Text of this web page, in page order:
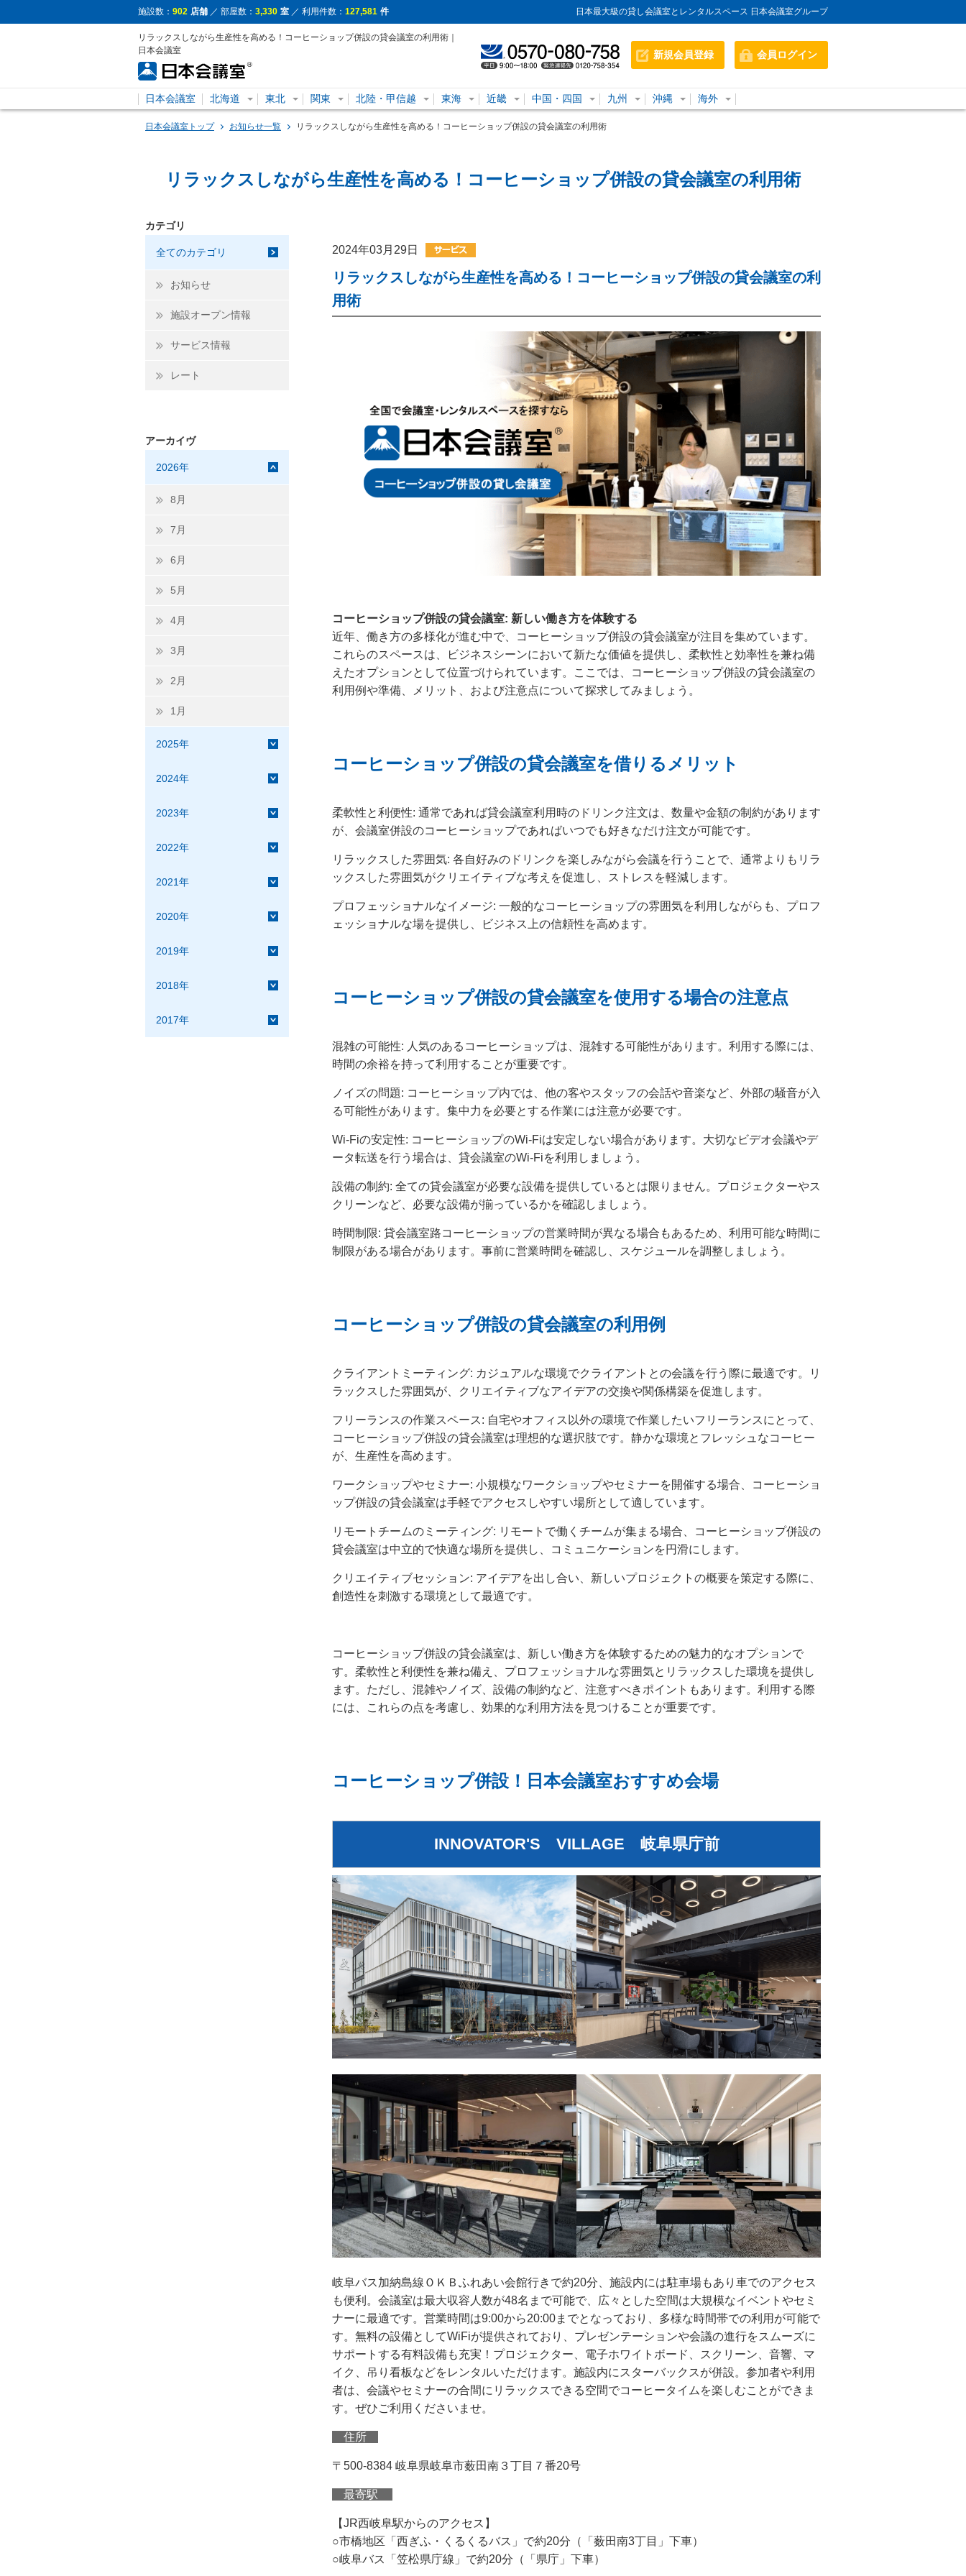
施設数： 902 店舗 ／ 部屋数： 3,330 室 ／ 利用件数： 127,581 件 日本最大級の貸し会議室とレンタルスペース 日本会議室グループ
リラックスしながら生産性を高める！コーヒーショップ併設の貸会議室の利用術｜
日本会議室
新規会員登録 会員ログイン
日本会議室 北海道 東北 関東 北陸・甲信越 東海 近畿 中国・四国 九州 沖縄 海外
日本会議室トップ お知らせ一覧 リラックスしながら生産性を高める！コーヒーショップ併設の貸会議室の利用術
リラックスしながら生産性を高める！コーヒーショップ併設の貸会議室の利用術
カテゴリ
全てのカテゴリ
お知らせ
施設オープン情報
サービス情報
レート
アーカイヴ
2026年
8月
7月
6月
5月
4月
3月
2月
1月
2025年
2024年
2023年
2022年
2021年
2020年
2019年
2018年
2017年
2024年03月29日
リラックスしながら生産性を高める！コーヒーショップ併設の貸会議室の利
用術
コーヒーショップ併設の貸会議室: 新しい働き方を体験する
近年、働き方の多様化が進む中で、コーヒーショップ併設の貸会議室が注目を集めています。
これらのスペースは、ビジネスシーンにおいて新たな価値を提供し、柔軟性と効率性を兼ね備
えたオプションとして位置づけられています。ここでは、コーヒーショップ併設の貸会議室の
利用例や準備、メリット、および注意点について探求してみましょう。
コーヒーショップ併設の貸会議室を借りるメリット
柔軟性と利便性: 通常であれば貸会議室利用時のドリンク注文は、数量や金額の制約があります
が、会議室併設のコーヒーショップであればいつでも好きなだけ注文が可能です。
リラックスした雰囲気: 各自好みのドリンクを楽しみながら会議を行うことで、通常よりもリラ
ックスした雰囲気がクリエイティブな考えを促進し、ストレスを軽減します。
プロフェッショナルなイメージ: 一般的なコーヒーショップの雰囲気を利用しながらも、プロフ
ェッショナルな場を提供し、ビジネス上の信頼性を高めます。
コーヒーショップ併設の貸会議室を使用する場合の注意点
混雑の可能性: 人気のあるコーヒーショップは、混雑する可能性があります。利用する際には、
時間の余裕を持って利用することが重要です。
ノイズの問題: コーヒーショップ内では、他の客やスタッフの会話や音楽など、外部の騒音が入
る可能性があります。集中力を必要とする作業には注意が必要です。
Wi-Fiの安定性: コーヒーショップのWi-Fiは安定しない場合があります。大切なビデオ会議やデ
ータ転送を行う場合は、貸会議室のWi-Fiを利用しましょう。
設備の制約: 全ての貸会議室が必要な設備を提供しているとは限りません。プロジェクターやス
クリーンなど、必要な設備が揃っているかを確認しましょう。
時間制限: 貸会議室路コーヒーショップの営業時間が異なる場合もあるため、利用可能な時間に
制限がある場合があります。事前に営業時間を確認し、スケジュールを調整しましょう。
コーヒーショップ併設の貸会議室の利用例
クライアントミーティング: カジュアルな環境でクライアントとの会議を行う際に最適です。リ
ラックスした雰囲気が、クリエイティブなアイデアの交換や関係構築を促進します。
フリーランスの作業スペース: 自宅やオフィス以外の環境で作業したいフリーランスにとって、
コーヒーショップ併設の貸会議室は理想的な選択肢です。静かな環境とフレッシュなコーヒー
が、生産性を高めます。
ワークショップやセミナー: 小規模なワークショップやセミナーを開催する場合、コーヒーショ
ップ併設の貸会議室は手軽でアクセスしやすい場所として適しています。
リモートチームのミーティング: リモートで働くチームが集まる場合、コーヒーショップ併設の
貸会議室は中立的で快適な場所を提供し、コミュニケーションを円滑にします。
クリエイティブセッション: アイデアを出し合い、新しいプロジェクトの概要を策定する際に、
創造性を刺激する環境として最適です。
コーヒーショップ併設の貸会議室は、新しい働き方を体験するための魅力的なオプションで
す。柔軟性と利便性を兼ね備え、プロフェッショナルな雰囲気とリラックスした環境を提供し
ます。ただし、混雑やノイズ、設備の制約など、注意すべきポイントもあります。利用する際
には、これらの点を考慮し、効果的な利用方法を見つけることが重要です。
コーヒーショップ併設！日本会議室おすすめ会場
INNOVATOR'S VILLAGE 岐阜県庁前
岐阜バス加納島線ＯＫＢふれあい会館行きで約20分、施設内には駐車場もあり車でのアクセス
も便利。会議室は最大収容人数が48名まで可能で、広々とした空間は大規模なイベントやセミ
ナーに最適です。営業時間は9:00から20:00までとなっており、多様な時間帯での利用が可能で
す。無料の設備としてWiFiが提供されており、プレゼンテーションや会議の進行をスムーズに
サポートする有料設備も充実！プロジェクター、電子ホワイトボード、スクリーン、音響、マ
イク、吊り看板などをレンタルいただけます。施設内にスターバックスが併設。参加者や利用
者は、会議やセミナーの合間にリラックスできる空間でコーヒータイムを楽しむことができま
す。ぜひご利用くださいませ。
住所
〒500-8384 岐阜県岐阜市薮田南３丁目７番20号
最寄駅
【JR西岐阜駅からのアクセス】
○市橋地区「西ぎふ・くるくるバス」で約20分（「薮田南3丁目」下車）
○岐阜バス「笠松県庁線」で約20分（「県庁」下車）